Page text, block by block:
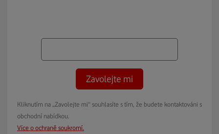
Zavolejte mi
Kliknutím na „Zavolejte mi“ souhlasíte s tím, že budete kontaktováni s
obchodní nabídkou.
Více o ochraně soukromí.